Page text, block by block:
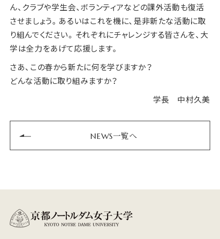
ん、クラブや学生会、ボランティアなどの課外活動も復活
させましょう。あるいはこれを機に、是非新たな活動に取
り組んでください。それぞれにチャレンジする皆さんを、大
学は全力をあげて応援します。
さあ、この春から新たに何を学びますか？
どんな活動に取り組みますか？
学長 中村久美
NEWS一覧へ